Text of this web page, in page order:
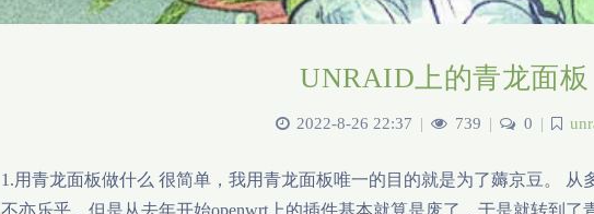
UNRAID上的青龙面板
2022-8-26 22:37 | 739 | 0 |
1.用青龙面板做什么 很简单，我用青龙面板唯一的目的就是为了薅京豆。 从